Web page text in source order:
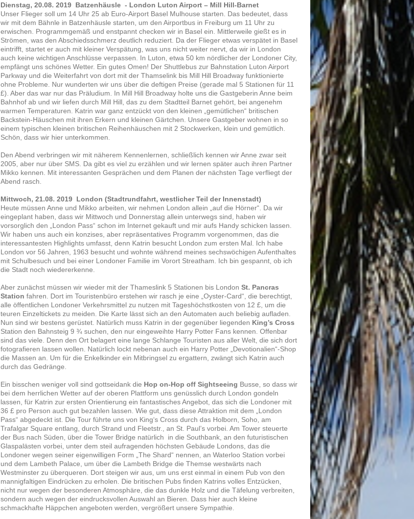
Dienstag, 20.08. 2019 Batzenhäusle - London Luton Airport – Mill Hill-Barnet
Unser Flieger soll um 14 Uhr 25 ab Euro-Airport Basel Mulhouse starten. Das bedeutet, dass
wir mit dem Bähnle in Batzenhäusle starten, um den Airportbus in Freiburg um 11 Uhr zu
erwischen. Programmgemäß und enstpannt checken wir in Basel ein. Mittlerweile gießt es in
Strömen, was den Abschiedsschmerz deutlich reduziert. Da der Flieger etwas verspätet in Basel
eintrifft, startet er auch mit kleiner Verspätung, was uns nicht weiter nervt, da wir in London
auch keine wichtigen Anschlüsse verpassen. In Luton, etwa 50 km nördlicher der Londoner City,
empfängt uns schönes Wetter. Ein gutes Omen! Der Shuttlebus zur Bahnstation Luton Airport
Parkway und die Weiterfahrt von dort mit der Thamselink bis Mill Hill Broadway funktionierte
ohne Probleme. Nur wunderten wir uns über die deftigen Preise (gerade mal 5 Stationen für 11
£). Aber das war nur das Präludium. In Mill Hill Broadway holte uns die Gastgeberin Anne beim
Bahnhof ab und wir liefen durch Mill Hill, das zu dem Stadtteil Barnet gehört, bei angenehm
warmen Temperaturen. Katrin war ganz entzückt von den kleinen „gemütlichen“ britischen
Backstein-Häuschen mit ihren Erkern und kleinen Gärtchen. Unsere Gastgeber wohnen in so
einem typischen kleinen britischen Reihenhäuschen mit 2 Stockwerken, klein und gemütlich.
Schön, dass wir hier unterkommen.
Den Abend verbringen wir mit näherem Kennenlernen, schließlich kennen wir Anne zwar seit
2005, aber nur über SMS. Da gibt es viel zu erzählen und wir lernen später auch ihren Partner
Mikko kennen. Mit interessanten Gesprächen und dem Planen der nächsten Tage verfliegt der
Abend rasch.
Mittwoch, 21.08. 2019 London (Stadtrundfahrt, westlicher Teil der Innenstadt)
Heute müssen Anne und Mikko arbeiten, wir nehmen London allein „auf die Hörner“. Da wir
eingeplant haben, dass wir Mittwoch und Donnerstag allein unterwegs sind, haben wir
vorsorglich den „London Pass“ schon im Internet gekauft und mir aufs Handy schicken lassen.
Wir haben uns auch ein konzises, aber repräsentatives Programm vorgenommen, das die
interessantesten Highlights umfasst, denn Katrin besucht London zum ersten Mal. Ich habe
London vor 56 Jahren, 1963 besucht und wohnte während meines sechswöchigen Aufenthaltes
mit Schulbesuch und bei einer Londoner Familie im Vorort Streatham. Ich bin gespannt, ob ich
die Stadt noch wiedererkenne.
Aber zunächst müssen wir wieder mit der Thameslink 5 Stationen bis LondonSt. Pancras
Station fahren. Dort im Touristenbüro erstehen wir rasch je eine „Oyster-Card“, die berechtigt,
alle öffentlichen Londoner Verkehrsmittel zu nutzen mit Tageshöchstkosten von 12 £, um die
teuren Einzeltickets zu meiden. Die Karte lässt sich an den Automaten auch beliebig aufladen.
Nun sind wir bestens gerüstet. Natürlich muss Katrin in der gegenüber liegenden King’s Cross
Station den Bahnsteig 9 ¾ suchen, den nur eingeweihte Harry Potter Fans kennen. Offenbar
sind das viele. Denn den Ort belagert eine lange Schlange Touristen aus aller Welt, die sich dort
fotografieren lassen wollen. Natürlich lockt nebenan auch ein Harry Potter „Devotionalien“-Shop
die Massen an. Um für die Enkelkinder ein Mitbringsel zu ergattern, zwängt sich Katrin auch
durch das Gedränge.
Ein bisschen weniger voll sind gottseidank die Hop on-Hop off Sightseeing Busse, so dass wir
bei dem herrlichen Wetter auf der oberen Plattform uns genüsslich durch London gondeln
lassen, für Katrin zur ersten Orientierung ein fantastisches Angebot, das sich die Londoner mit
36 £ pro Person auch gut bezahlen lassen. Wie gut, dass diese Attraktion mit dem „London
Pass“ abgedeckt ist. Die Tour führte uns von King‘s Cross durch das Holborn, Soho, am
Trafalgar Square entlang, durch Strand und Fleetstr., an St. Paul’s vorbei. Am Tower steuerte
der Bus nach Süden, über die Tower Bridge natürlich in die Southbank, an den futuristischen
Glaspalästen vorbei, unter dem steil aufragenden höchsten Gebäude Londons, das die
Londoner wegen seiner eigenwilligen Form „The Shard“ nennen, an Waterloo Station vorbei
und dem Lambeth Palace, um über die Lambeth Bridge die Themse westwärts nach
Westminster zu überqueren. Dort steigen wir aus, um uns erst einmal in einem Pub von den
mannigfaltigen Eindrücken zu erholen. Die britischen Pubs finden Katrins volles Entzücken,
nicht nur wegen der besonderen Atmosphäre, die das dunkle Holz und die Täfelung verbreiten,
sondern auch wegen der eindrucksvollen Auswahl an Bieren. Dass hier auch kleine
schmackhafte Häppchen angeboten werden, vergrößert unsere Sympathie.